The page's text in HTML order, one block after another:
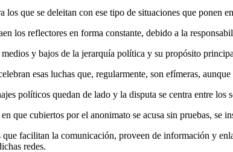
que se deleitan con ese tipo de situaciones que ponen
los reflectores en forma constante, debido a la
y bajos de la jerarquía política y su propósito
esas luchas que, regularmente, son efímeras,
políticos quedan de lado y la disputa se centra entre los
que cubiertos por el anonimato se acusa sin pruebas,
que facilitan la comunicación, proveen de información y
redes.